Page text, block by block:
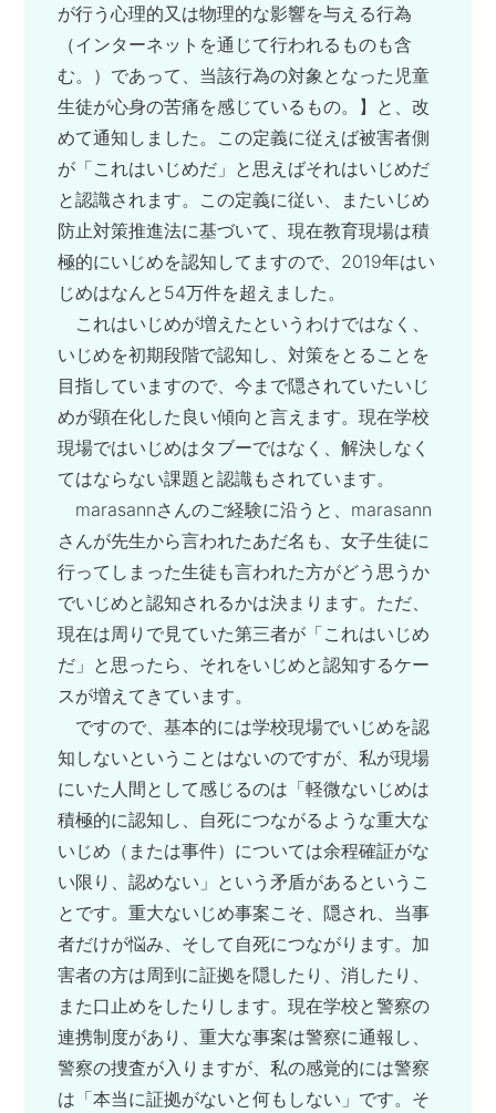
が行う心理的又は物理的な影響を与える行為
（インターネットを通じて行われるものも含
む。）であって、当該行為の対象となった児童
生徒が心身の苦痛を感じているもの。】と、改
めて通知しました。この定義に従えば被害者側
が「これはいじめだ」と思えばそれはいじめだ
と認識されます。この定義に従い、またいじめ
防止対策推進法に基づいて、現在教育現場は積
極的にいじめを認知してますので、2019年はい
じめはなんと54万件を超えました。
これはいじめが増えたというわけではなく、
いじめを初期段階で認知し、対策をとることを
目指していますので、今まで隠されていたいじ
めが顕在化した良い傾向と言えます。現在学校
現場ではいじめはタブーではなく、解決しなく
てはならない課題と認識もされています。
marasannさんのご経験に沿うと、marasann
さんが先生から言われたあだ名も、女子生徒に
行ってしまった生徒も言われた方がどう思うか
でいじめと認知されるかは決まります。ただ、
現在は周りで見ていた第三者が「これはいじめ
だ」と思ったら、それをいじめと認知するケー
スが増えてきています。
ですので、基本的には学校現場でいじめを認
知しないということはないのですが、私が現場
にいた人間として感じるのは「軽微ないじめは
積極的に認知し、自死につながるような重大な
いじめ（または事件）については余程確証がな
い限り、認めない」という矛盾があるというこ
とです。重大ないじめ事案こそ、隠され、当事
者だけが悩み、そして自死につながります。加
害者の方は周到に証拠を隠したり、消したり、
また口止めをしたりします。現在学校と警察の
連携制度があり、重大な事案は警察に通報し、
警察の捜査が入りますが、私の感覚的には警察
は「本当に証拠がないと何もしない」です。そ